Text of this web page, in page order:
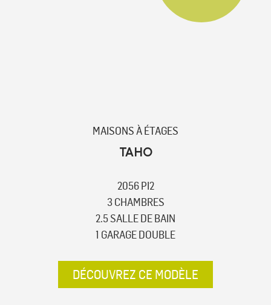
MAISONS À ÉTAGES
TAHO
2056 PI2
3 CHAMBRES
2.5 SALLE DE BAIN
1 GARAGE DOUBLE
DÉCOUVREZ CE MODÈLE